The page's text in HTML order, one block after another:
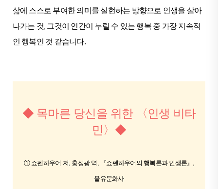
삶에 스스로 부여한 의미를 실현하는 방향으로 인생을 살아
나가는 것, 그것이 인간이 누릴 수 있는 행복 중 가장 지속적
인 행복인 것 같습니다.
◆ 목마른 당신을 위한 〈인생 비타
민〉◆
① 쇼펜하우어 저, 홍성광 역, 『쇼펜하우어의 행복론과 인생론』,
을유문화사